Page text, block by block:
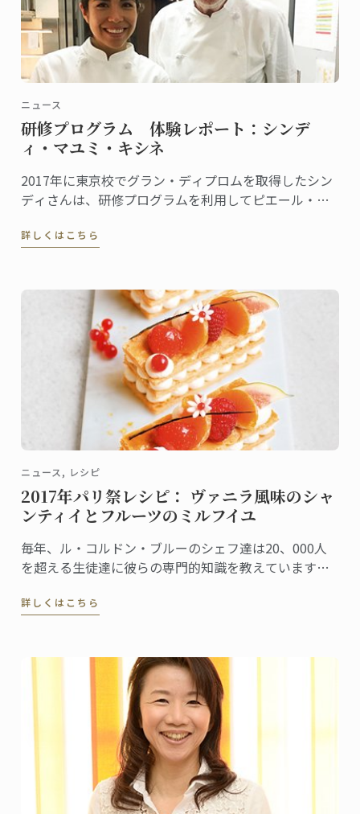
ニュース
研修プログラム 体験レポート：シンデ
ィ・マユミ・キシネ
2017年に東京校でグラン・ディプロムを取得したシン
ディさんは、研修プログラムを利用してピエール・ガ
で現場研修を行いました。シンディさんにプログラム
詳しくはこちら
ニュース, レシピ
2017年パリ祭レシピ： ヴァニラ風味のシャ
ンティイとフルーツのミルフイユ
毎年、ル・コルドン・ブルーのシェフ達は20、000人
を超える生徒達に彼らの専門的知識を教えています。
シェフ達と一緒に伝統のミルフィーユのレシピでお祝
詳しくはこちら